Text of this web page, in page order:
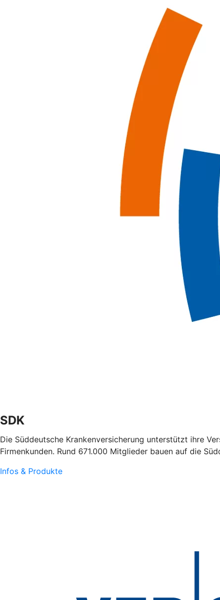
SDK
Die Süddeutsche Krankenversicherung unterstützt ihre
Firmenkunden. Rund 671.000 Mitglieder bauen auf die
Infos & Produkte